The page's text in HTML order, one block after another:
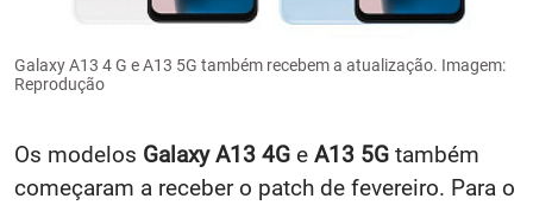
Galaxy A13 4 G e A13 5G também recebem a atualização. Imagem:
Reprodução
Os modelos Galaxy A13 4G e A13 5G também
começaram a receber o patch de fevereiro. Para o